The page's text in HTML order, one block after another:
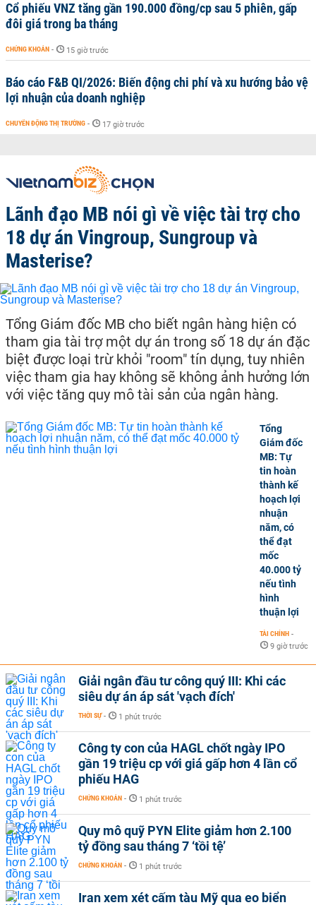
Cổ phiếu VNZ tăng gần 190.000 đồng/cp sau 5 phiên, gấp
đôi giá trong ba tháng
CHỨNG KHOÁN - 15 giờ trước
Báo cáo F&B QI/2026: Biến động chi phí và xu hướng bảo vệ
lợi nhuận của doanh nghiệp
CHUYỂN ĐỘNG THỊ TRƯỜNG - 17 giờ trước
Lãnh đạo MB nói gì về việc tài trợ cho
18 dự án Vingroup, Sungroup và
Masterise?
Tổng Giám đốc MB cho biết ngân hàng hiện có
tham gia tài trợ một dự án trong số 18 dự án đặc
biệt được loại trừ khỏi "room" tín dụng, tuy nhiên
việc tham gia hay không sẽ không ảnh hưởng lớn
với việc tăng quy mô tài sản của ngân hàng.
Tổng
Giám đốc
MB: Tự
tin hoàn
thành kế
hoạch lợi
nhuận
năm, có
thể đạt
mốc
40.000 tỷ
nếu tình
hình
thuận lợi
TÀI CHÍNH -
9 giờ trước
Giải ngân đầu tư công quý III: Khi các
siêu dự án áp sát 'vạch đích'
THỜI SỰ - 1 phút trước
Công ty con của HAGL chốt ngày IPO
gần 19 triệu cp với giá gấp hơn 4 lần cổ
phiếu HAG
CHỨNG KHOÁN - 1 phút trước
Quy mô quỹ PYN Elite giảm hơn 2.100
tỷ đồng sau tháng 7 ‘tồi tệ’
CHỨNG KHOÁN - 1 phút trước
Iran xem xét cấm tàu Mỹ qua eo biển